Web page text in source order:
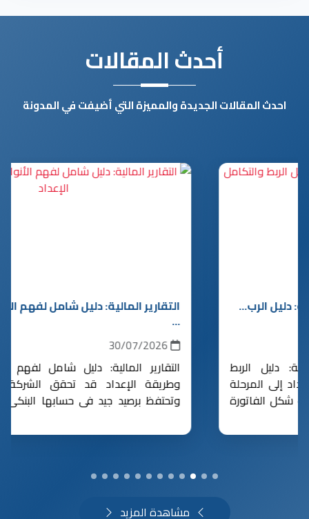
أحدث المقالات
احدث المقالات الجديدة والمميزة التي أضيفت في المدونة
التقارير المالية: دليل شامل لفهم الأنواع والأهداف
التقارير المالية: دليل شامل لفهم الأنواع والأهداف
وطريقة الإعداد قد تحقق الشركة مبيعات مرتفعة
وتحتفظ برصيد جيد في حسابها البنكي، ومع ذلك تواجه
مشاهدة المزيد